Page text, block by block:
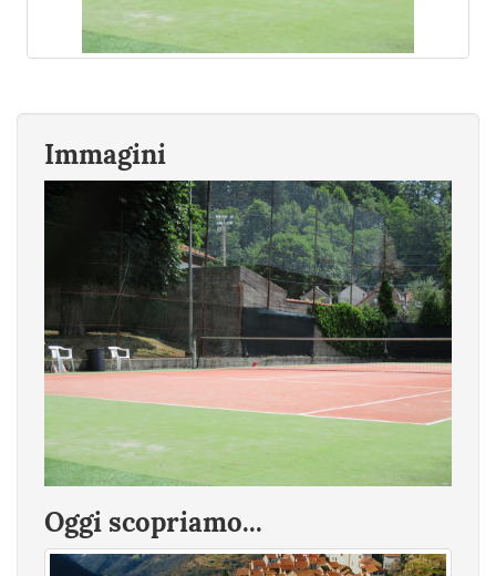
Immagini
Oggi scopriamo...